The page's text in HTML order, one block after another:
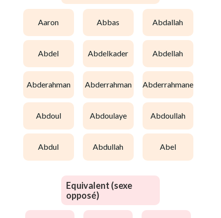
aaron abbas abdallah
abdel abdelkader abdellah
abderahman abderrahman abderrahmane
abdoul abdoulaye abdoullah
abdul abdullah abel
Equivalent (sexe
opposé)